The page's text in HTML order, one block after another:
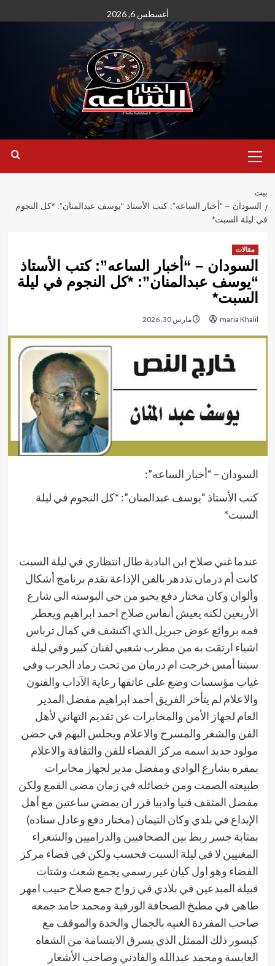
إلى
أغسطس 6, 2026
الأساسية
بيت
السودان – “أخبار الساعه”: كتب الأستاذ “يوسف عبدالمنان”: *كل النجوم
في ليلة السبت*
مقالات
السودان – “أخبار الساعه”: كتب الأستاذ
“يوسف عبدالمنان”: *كل النجوم في ليلة
السبت*
maria Khalil مارس 30, 2026
السودان – “أخبار الساعه”:
كتب الأستاذ “يوسف عبدالمنان”: *كل النجوم في ليلة
السبت*
عندما غني صلاح ابن البادية طال انتظاري في ليلة السبت
كانت أم درمان تذدهر بالفن الإذاعة تقدم برنامج أشكال
وألوان وكان مختار دفع يحبو من حي البوسته الي شارع
الأربعين لكنه يعيش أنفاس صلاح احمد ابراهيم ويعطر
فمه بروائع عوض جبريل الذي اكتشف في كمال ترباس
اشياء ارتقت به من مطرب شعبي لفنان كبير وفي ليلة
سبتنا أمس خرجت ام درمان من تحت رماد الحرب وفي
غياب مؤسسات وضع على عاتقها رعاية الآداب والفنون
والاعلام لم يتأخر الفريق أحمد ابراهيم مفضل المدير
العام لجهاز الأمن والمخابرات عن تقديم التهاني لأهل
الفن والشعر والمسرح والاعلام ويجلس اليهم في حضن
مولود جديد اسمه مركز الفضاء للفن والثقافة والاعلام
بمقره بشارع الوادي ومفضل مدير لجهاز مخابرات
طبيعته الصمت ومن خصائله في زمان مضى القمع ولكن
مفضل المثقف فنيا وادبيا قرر ان يمضي ساعتين مع أهل
الإبداع في بلدي وكان التيمان (مختار دفع وعادل سناده)
بمثابة جسر ربط بين الصحافيين والدراميين والشعراء
المغنيين لا في ليلة السبت فحسب ولكن في فضاء مركز
الفضاء وهو اول كيان غير رسمي يجمع شعث وشتات
قبيلة المبدعين في بلادي في زواج جمع صلاح حبيب امهر
طاهي في مطبخ الصحافة الورقية ومحمد حامد جمعه
صاحب المفردة الغنيه بالجمال والحدة والموقف مع
كبسور ذلك الممثل الذي يسرق الابتسامة من الشفاه
العابسة ومحمد عبدالله والفادني وصاحب الأشعار